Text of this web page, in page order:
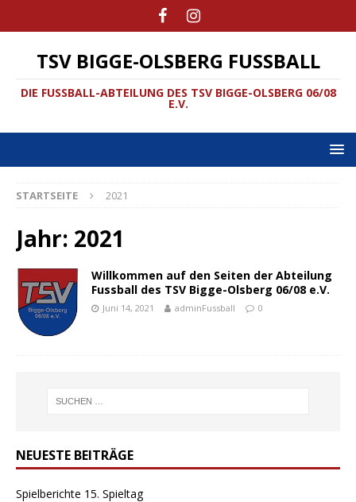
TSV BIGGE-OLSBERG FUSSBALL
DIE FUSSBALL-ABTEILUNG DES TSV BIGGE-OLSBERG 06/08
E.V.
STARTSEITE 2021
Jahr: 2021
Willkommen auf den Seiten der Abteilung
Fussball des TSV Bigge-Olsberg 06/08 e.V.
Juni 14, 2021 adminFussball 0
NEUESTE BEITRÄGE
Spielberichte 15. Spieltag